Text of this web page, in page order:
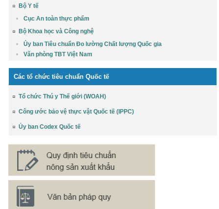
Bộ Y tế
Cục An toàn thực phẩm
Bộ Khoa học và Công nghệ
Ủy ban Tiêu chuẩn Đo lường Chất lượng Quốc gia
Văn phòng TBT Việt Nam
Các tổ chức tiêu chuẩn Quốc tế
Tổ chức Thú y Thế giới (WOAH)
Công ước bảo vệ thực vật Quốc tế (IPPC)
Ủy ban Codex Quốc tế